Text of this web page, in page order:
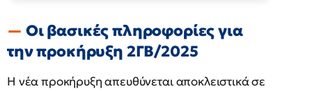
Οι βασικές πληροφορίες για
την προκήρυξη 2ΓΒ/2025
Η νέα προκήρυξη απευθύνεται αποκλειστικά σε